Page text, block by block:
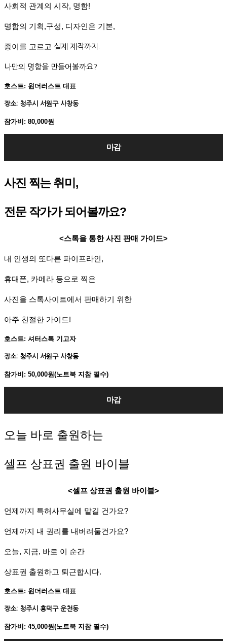
사회적 관계의 시작, 명함!
명함의 기획,구성, 디자인은 기본,
종이를 고르고 실제 제작까지.
나만의 명함을 만들어볼까요?
호스트: 원더러스트 대표
장소: 청주시 서원구 사창동
참가비: 80,000원
마감
사진 찍는 취미,
전문 작가가 되어볼까요?
<스톡을 통한 사진 판매 가이드>
내 인생의 또다른 파이프라인,
휴대폰, 카메라 등으로 찍은
사진을 스톡사이트에서 판매하기 위한
아주 친절한 가이드!
호스트: 셔터스톡 기고자
장소: 청주시 서원구 사창동
참가비: 50,000원(노트북 지참 필수)
마감
오늘 바로 출원하는
셀프 상표권 출원 바이블
<셀프 상표권 출원 바이블>
언제까지 특허사무실에 맡길 건가요?
언제까지 내 권리를 내버려둘건가요?
오늘, 지금, 바로 이 순간
상표권 출원하고 퇴근합시다.
호스트: 원더러스트 대표
장소: 청주시 흥덕구 운천동
참가비: 45,000원(노트북 지참 필수)